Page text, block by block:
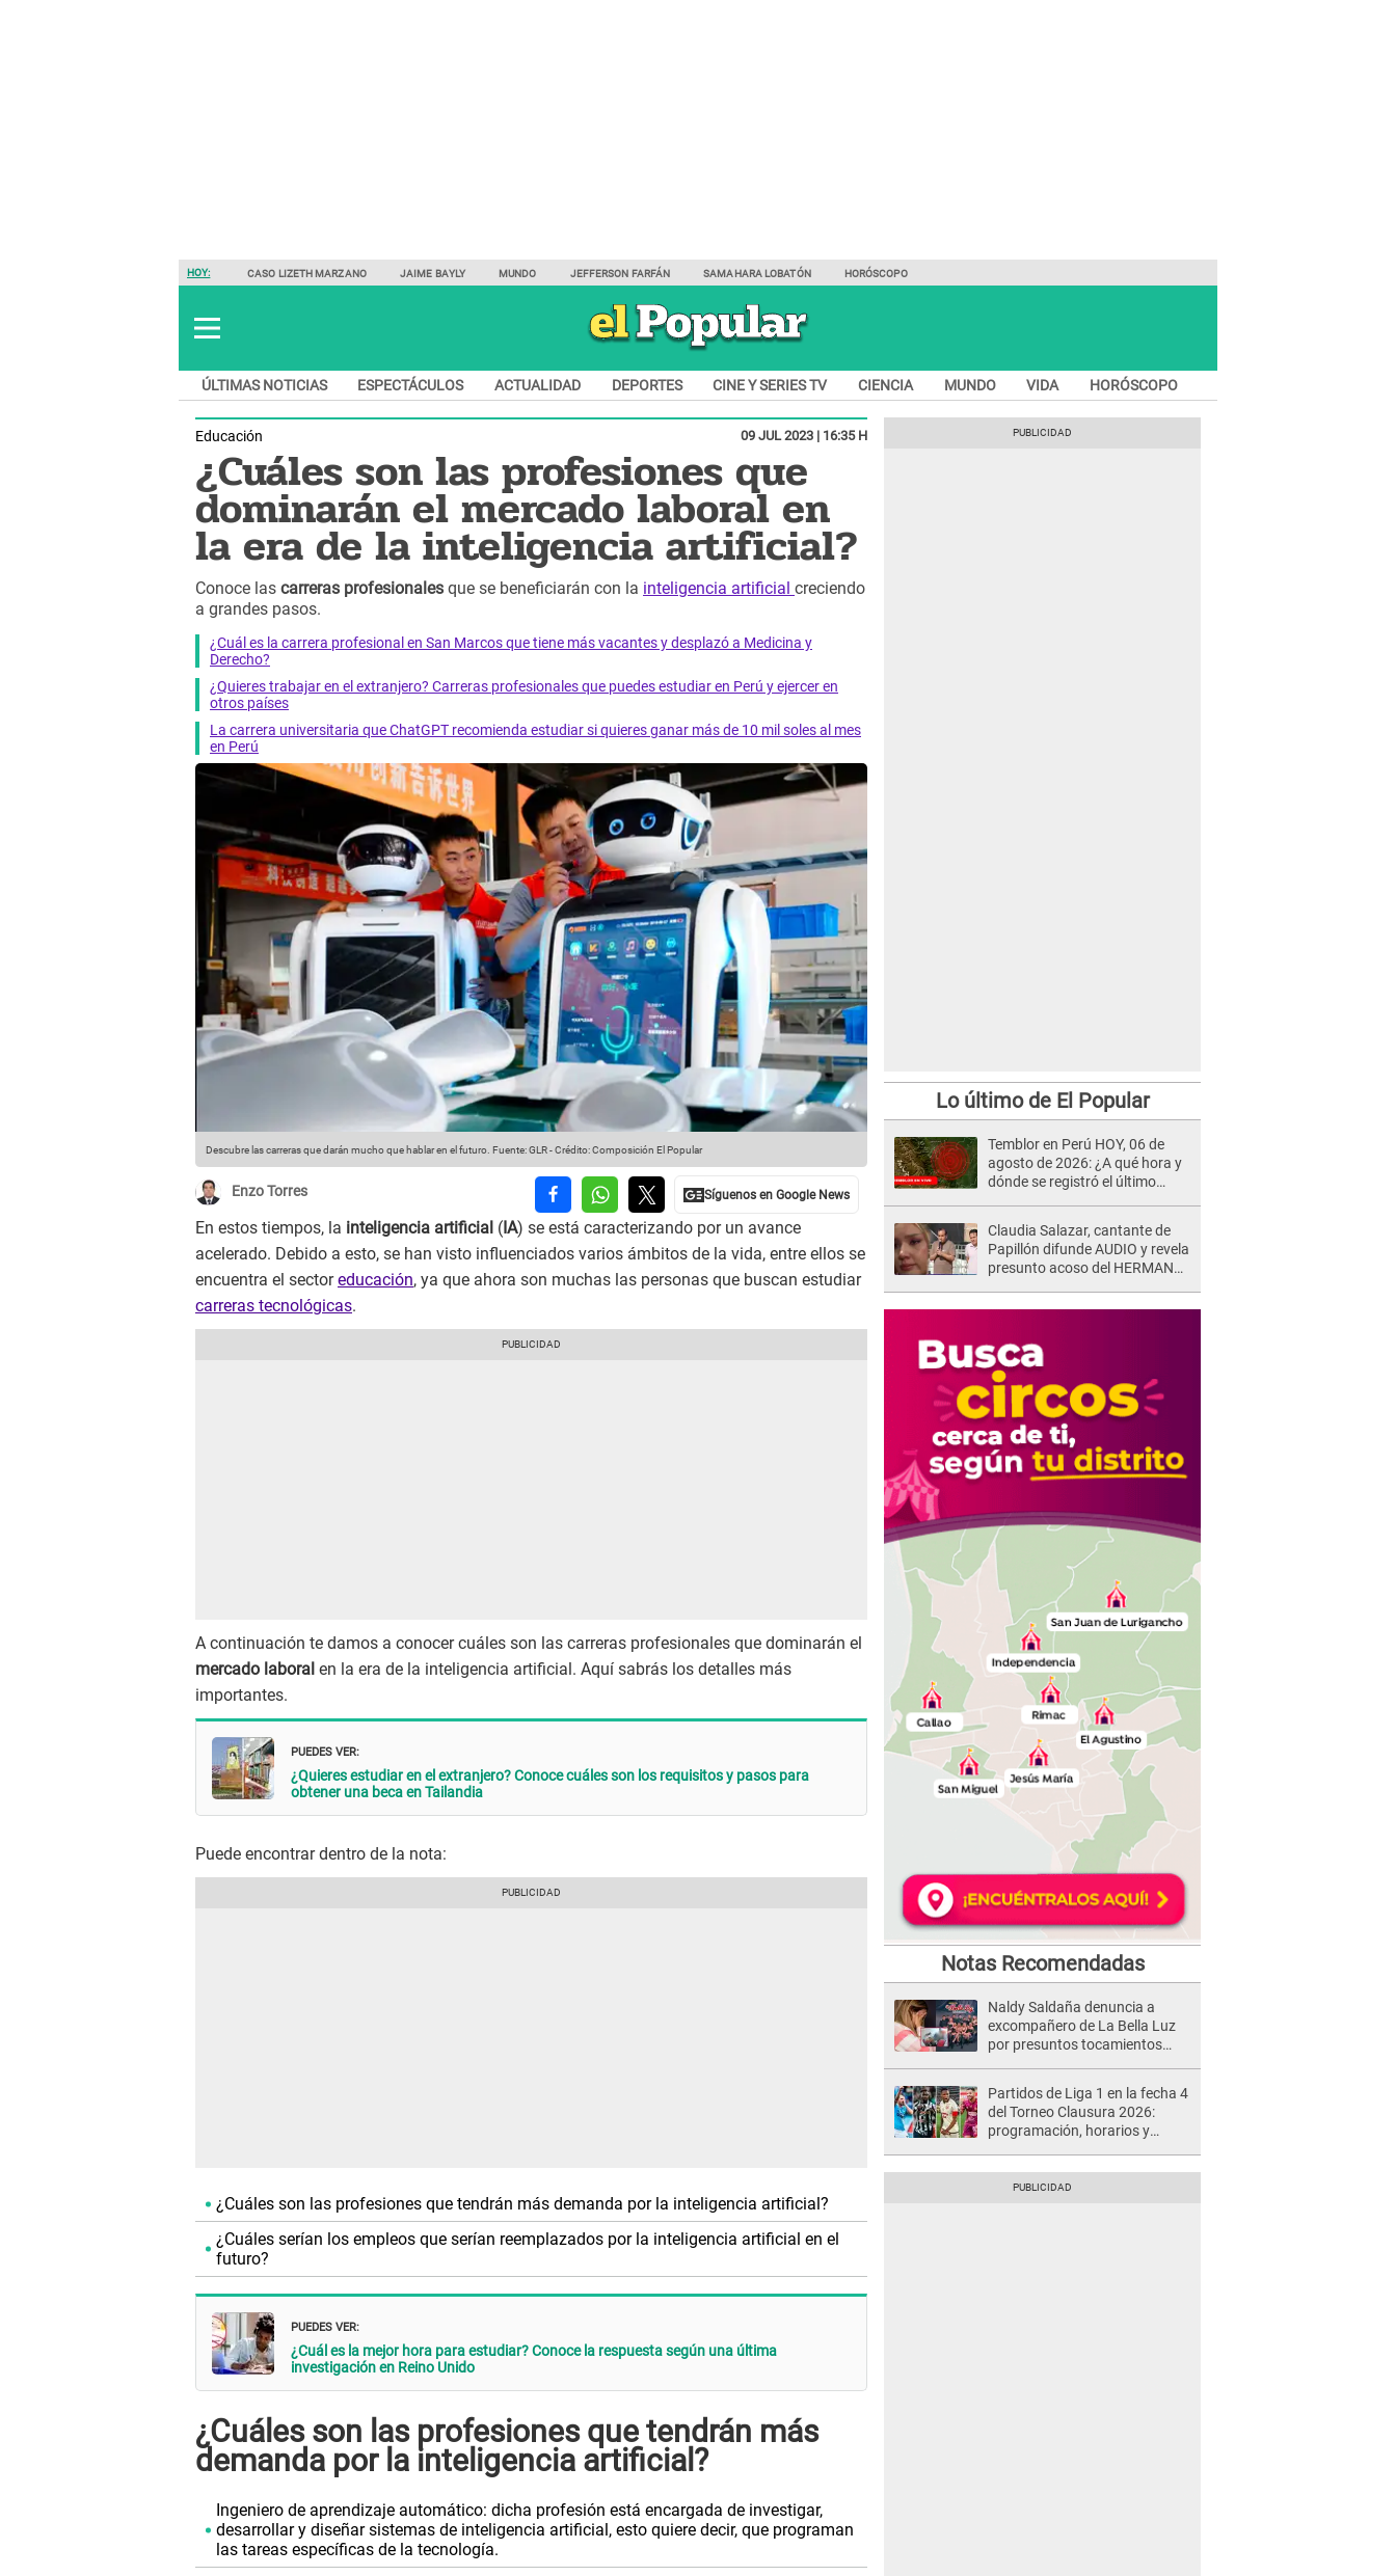
HOY: CASO LIZETH MARZANO JAIME BAYLY MUNDO JEFFERSON FARFÁN SAMAHARA LOBATÓN HORÓSCOPO
ÚLTIMAS NOTICIAS ESPECTÁCULOS ACTUALIDAD DEPORTES CINE Y SERIES TV CIENCIA MUNDO VIDA HORÓSCOPO
Educación 09 JUL 2023 | 16:35 H
¿Cuáles son las profesiones que
dominarán el mercado laboral en
la era de la inteligencia artificial?
Conoce las carreras profesionales que se beneficiarán con la inteligencia artificial creciendo
a grandes pasos.
¿Cuál es la carrera profesional en San Marcos que tiene más vacantes y desplazó a Medicina y
Derecho?
¿Quieres trabajar en el extranjero? Carreras profesionales que puedes estudiar en Perú y ejercer en
otros países
La carrera universitaria que ChatGPT recomienda estudiar si quieres ganar más de 10 mil soles al mes
en Perú
Descubre las carreras que darán mucho que hablar en el futuro. Fuente: GLR-Crédito: Composición El Popular
Enzo Torres
En estos tiempos, la inteligencia artificial ( IA) se está caracterizando por un avance
acelerado. Debido a esto, se han visto influenciados varios ámbitos de la vida, entre ellos se
encuentra el sectoreducación, ya que ahora son muchas las personas que buscan estudiar
carreras tecnológicas.
A continuación te damos a conocer cuáles son las carreras profesionales que dominarán el
mercado laboral en la era de la inteligencia artificial. Aquí sabrás los detalles más
importantes.
PUEDES VER:
¿Quieres estudiar en el extranjero? Conoce cuáles son los requisitos y pasos para
obtener una beca en Tailandia
Puede encontrar dentro de la nota:
¿Cuáles son las profesiones que tendrán más demanda por la inteligencia artificial?
¿Cuáles serían los empleos que serían reemplazados por la inteligencia artificial en el
futuro?
PUEDES VER:
¿Cuál es la mejor hora para estudiar? Conoce la respuesta según una última
investigación en Reino Unido
¿Cuáles son las profesiones que tendrán más
demanda por la inteligencia artificial?
Ingeniero de aprendizaje automático: dicha profesión está encargada de investigar,
desarrollar y diseñar sistemas de inteligencia artificial, esto quiere decir, que programan
las tareas específicas de la tecnología.
Lo último de El Popular
Temblor en Perú HOY, 06 de
agosto de 2026: ¿A qué hora y
dónde se registró el último
Claudia Salazar, cantante de
Papillón difunde AUDIO y revela
presunto acoso del HERMANO
Notas Recomendadas
Naldy Saldaña denuncia a
excompañero de La Bella Luz
por presuntos tocamientos
Partidos de Liga 1 en la fecha 4
del Torneo Clausura 2026:
programación, horarios y